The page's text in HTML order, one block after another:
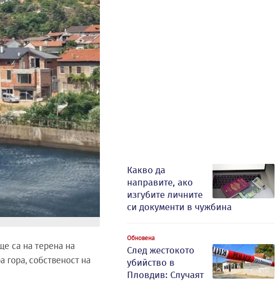
са на терена на
собственост на
Какво да
направите, ако
изгубите личните
си документи в чужбина
Обновена
След жестокото
убийство в
Пловдив: Случаят